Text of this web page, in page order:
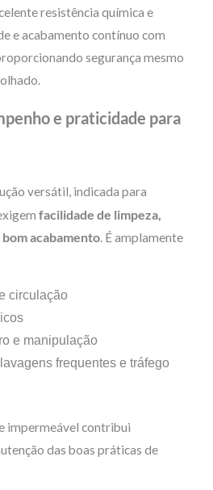
resistência química e
e acabamento contínuo com
segurança mesmo
e praticidade para
versátil, indicada para
facilidade de limpeza,
acabamento. É amplamente
circulação
e manipulação
frequentes e tráfego
impermeável contribui
das boas práticas de